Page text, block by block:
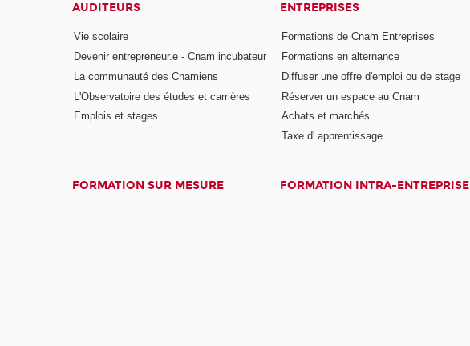
AUDITEURS
Vie scolaire
Devenir entrepreneur.e - Cnam incubateur
La communauté des Cnamiens
L'Observatoire des études et carrières
Emplois et stages
ENTREPRISES
Formations de Cnam Entreprises
Formations en alternance
Diffuser une offre d'emploi ou de stage
Réserver un espace au Cnam
Achats et marchés
Taxe d' apprentissage
FORMATION SUR MESURE FORMATION INTRA-ENTREPRISE